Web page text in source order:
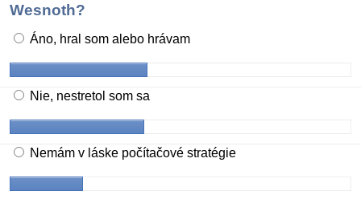
Wesnoth?
Áno, hral som alebo hrávam
Nie, nestretol som sa
Nemám v láske počítačové stratégie